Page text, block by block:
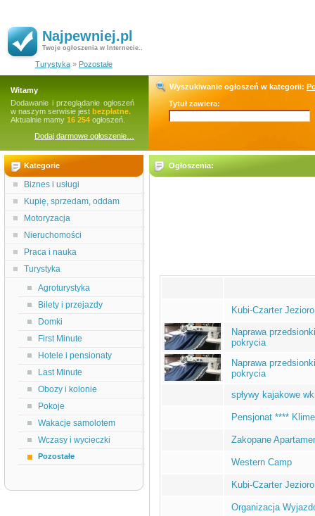
Najpewniej.pl
Twoje ogłoszenia w Internecie..
Turystyka » Pozostałe
Witamy
Dodawanie i przeglądanie ogłoszeń
w naszym serwisie jest bezpłatne.
Aktualnie mamy 16 254 ogłoszeń.
Dodaj darmowe ogłoszenie…
Wyszukiwanie ogłoszeń w kategorii:
Tytuł zawiera:
Kategorie
Biznes i usługi
Kupię, sprzedam, oddam
Motoryzacja
Nieruchomości
Praca i nauka
Turystyka
Agroturystyka
Bilety i przejazdy
Domki
First Minute
Hotele i pensionaty
Last Minute
Obozy i kolonie
Pokoje
Wakacje samolotem
Wczasy i wycieczki
Pozostałe
Ogłoszenia:
Kubi-Czarter
Naprawa
pokrycia
Naprawa
pokrycia
spływy kajakowe
Pensjonat ****
Zakopane
Western Camp
Kubi-Czarter
Organizacja